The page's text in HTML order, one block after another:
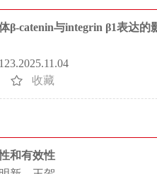
β-catenin与integrin β1表达的
收藏
和有效性